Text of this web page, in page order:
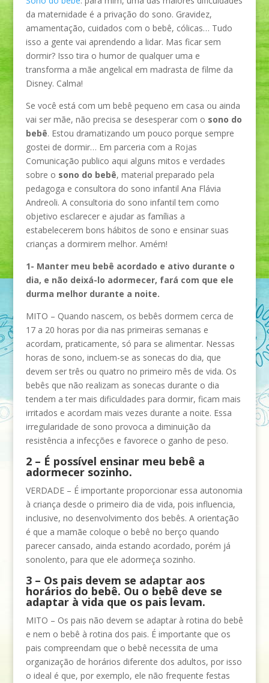
da maternidade é a privação do sono. Gravidez,
amamentação, cuidados com o bebê, cólicas… Tudo
isso a gente vai aprendendo a lidar. Mas ficar sem
dormir? Isso tira o humor de qualquer uma e
transforma a mãe angelical em madrasta de filme da
Disney. Calma!
Se você está com um bebê pequeno em casa ou ainda
vai ser mãe, não precisa se desesperar com o sono do
bebê. Estou dramatizando um pouco porque sempre
gostei de dormir… Em parceria com a Rojas
Comunicação publico aqui alguns mitos e verdades
sobre o sono do bebê, material preparado pela
pedagoga e consultora do sono infantil Ana Flávia
Andreoli. A consultoria do sono infantil tem como
objetivo esclarecer e ajudar as famílias a
estabelecerem bons hábitos de sono e ensinar suas
crianças a dormirem melhor. Amém!
1- Manter meu bebê acordado e ativo durante o
dia, e não deixá-lo adormecer, fará com que ele
durma melhor durante a noite.
MITO – Quando nascem, os bebês dormem cerca de
17 a 20 horas por dia nas primeiras semanas e
acordam, praticamente, só para se alimentar. Nessas
horas de sono, incluem-se as sonecas do dia, que
devem ser três ou quatro no primeiro mês de vida. Os
bebês que não realizam as sonecas durante o dia
tendem a ter mais dificuldades para dormir, ficam mais
irritados e acordam mais vezes durante a noite. Essa
irregularidade de sono provoca a diminuição da
resistência a infecções e favorece o ganho de peso.
2 – É possível ensinar meu bebê a
adormecer sozinho.
VERDADE – É importante proporcionar essa autonomia
à criança desde o primeiro dia de vida, pois influencia,
inclusive, no desenvolvimento dos bebês. A orientação
é que a mamãe coloque o bebê no berço quando
parecer cansado, ainda estando acordado, porém já
sonolento, para que ele adormeça sozinho.
3 – Os pais devem se adaptar aos
horários do bebê. Ou o bebê deve se
adaptar à vida que os pais levam.
MITO – Os pais não devem se adaptar à rotina do bebê
e nem o bebê à rotina dos pais. É importante que os
pais compreendam que o bebê necessita de uma
organização de horários diferente dos adultos, por isso
o ideal é que, por exemplo, ele não frequente festas